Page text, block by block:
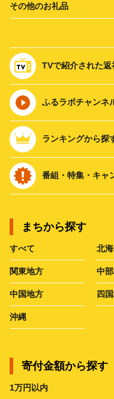
その他のお礼品
TVで紹介された
ふるラボチャンネ
ランキングから探
番組・特集・キャ
まちから探す
すべて 北
関東地方 中
中国地方 四
沖縄
寄付金額から探す
1万円以内